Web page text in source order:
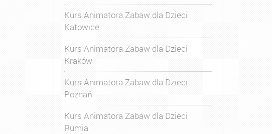
Kurs Animatora Zabaw dla Dzieci
Katowice
Kurs Animatora Zabaw dla Dzieci
Kraków
Kurs Animatora Zabaw dla Dzieci
Poznań
Kurs Animatora Zabaw dla Dzieci
Rumia